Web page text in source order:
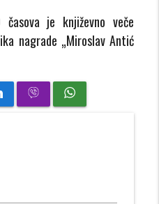
je književno veče
nagrade „Miroslav Antić